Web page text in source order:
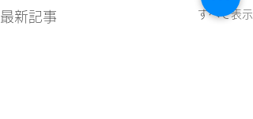
最新記事 すべて表示